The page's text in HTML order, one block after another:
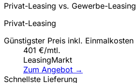
Privat-Leasing vs. Gewerbe-Leasing
Privat-Leasing
Günstigster Preis inkl. Einmalkosten
401 €/mtl.
LeasingMarkt
Zum Angebot →
Schnellste Lieferung